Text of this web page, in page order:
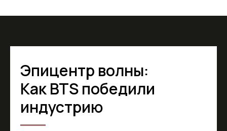
Эпицентр волны:
Как BTS победили
индустрию